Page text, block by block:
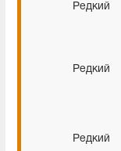
Редкий
Редкий
Редкий